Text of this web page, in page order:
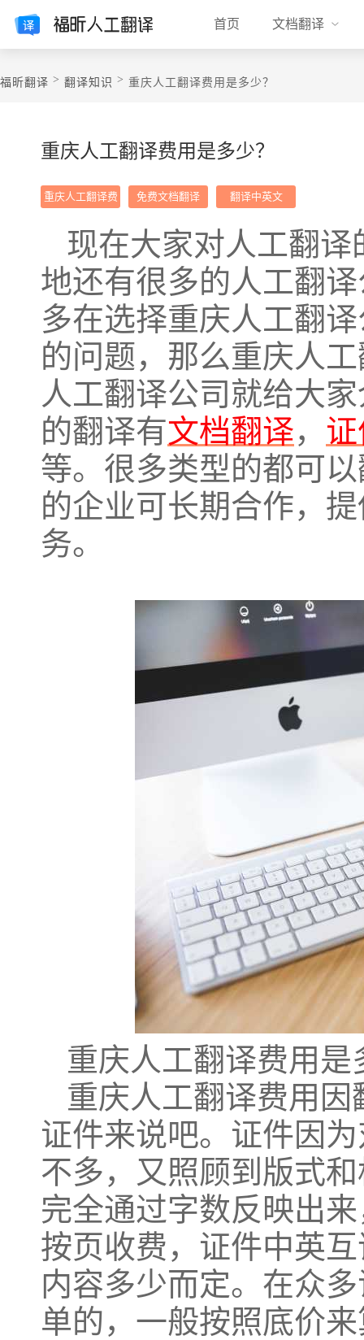
首页 文档翻译
福昕翻译 > 翻译知识 > 重庆人工翻译费用是多少？
重庆人工翻译费用是多少？
重庆人工翻译费
免费文档翻译 翻译中英文
现在大家对人工翻
地还有很多的人工翻
多在选择重庆人工翻
的问题，那么重庆人
人工翻译公司就给大
的翻译有文档翻译，
等。很多类型的都可
的企业可长期合作，
务。
重庆人工翻译费用是
重庆人工翻译费用
证件来说吧。证件因
不多，又照顾到版式
完全通过字数反映出
按页收费，证件中英
内容多少而定。在众
单的，一般按照底价